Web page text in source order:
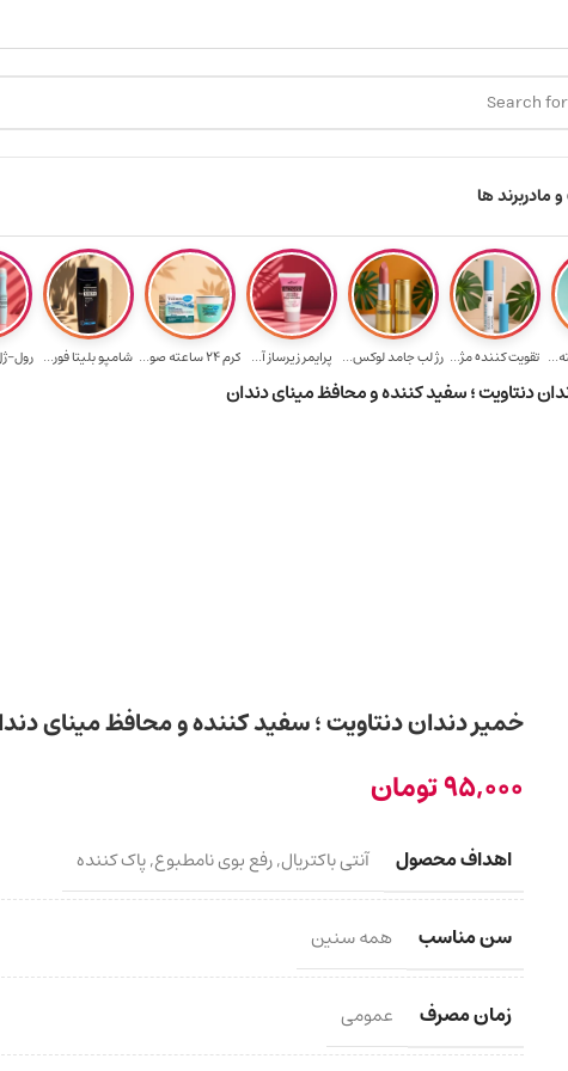
هدیه برای خرید های بالای ۵ میلیون تومن میلیون به یالا
مادربرند ها
تقویت‌ کننده مژ... رژ لب جامد لوکس... پرایمر زیرساز آ... کرم 24 ساعته صو... شامپو بلیتا فور... رول-
دنتاویت ؛ سفید کننده و محافظ مینای دندان
خمیر دندان دنتاویت ؛ سفید کننده و محافظ مینای
95,000تومان
اهداف محصول آنتی باکتریال,رفع بوی نامطبوع,پاک کننده
سن مناسب همه سنین
زمان مصرف عمومی